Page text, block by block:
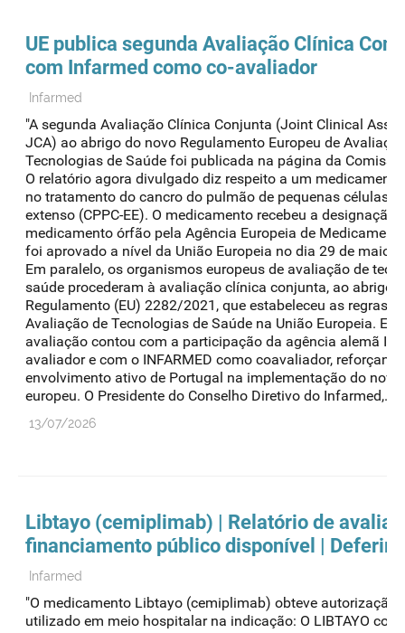
UE publica segunda Avaliação Clínica
com Infarmed como co-avaliador
Infarmed
"A segunda Avaliação Clínica Conjunta (Joint Clinical
JCA) ao abrigo do novo Regulamento Europeu de
Tecnologias de Saúde foi publicada na página da
O relatório agora divulgado diz respeito a um
no tratamento do cancro do pulmão de pequenas células
extenso (CPPC-EE). O medicamento recebeu a designação
medicamento órfão pela Agência Europeia de
foi aprovado a nível da União Europeia no dia 29 de maio
Em paralelo, os organismos europeus de avaliação de
saúde procederam à avaliação clínica conjunta, ao abrigo
Regulamento (EU) 2282/2021, que estabeleceu as regras
Avaliação de Tecnologias de Saúde na União Europeia.
avaliação contou com a participação da agência alemã
avaliador e com o INFARMED como coavaliador,
envolvimento ativo de Portugal na implementação do
europeu. O Presidente do Conselho Diretivo do Infarmed,..."
13/07/2026
Libtayo (cemiplimab) | Relatório de
financiamento público disponível |
Infarmed
"O medicamento Libtayo (cemiplimab) obteve autorização
utilizado em meio hospitalar na indicação: O LIBTAYO